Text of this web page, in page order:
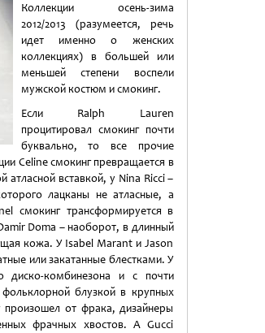
Коллекции осень-зима
2012/2013 (разумеется, речь
идет именно о женских
коллекциях) в большей или
меньшей степени воспели
мужской костюм и смокинг.
Если Ralph Lauren
процитировал смокинг почти
буквально, то все прочие
Celine смокинг превращается в
атласной вставкой, у Nina Ricci –
лацканы не атласные, а
смокинг трансформируется в
Doma – наоборот, в длинный
кожа. У Isabel Marant и Jason
или закатанные блестками. У
диско-комбинезона и с почти
блузкой в крупных
от фрака, дизайнеры
фрачных хвостов. А Gucci